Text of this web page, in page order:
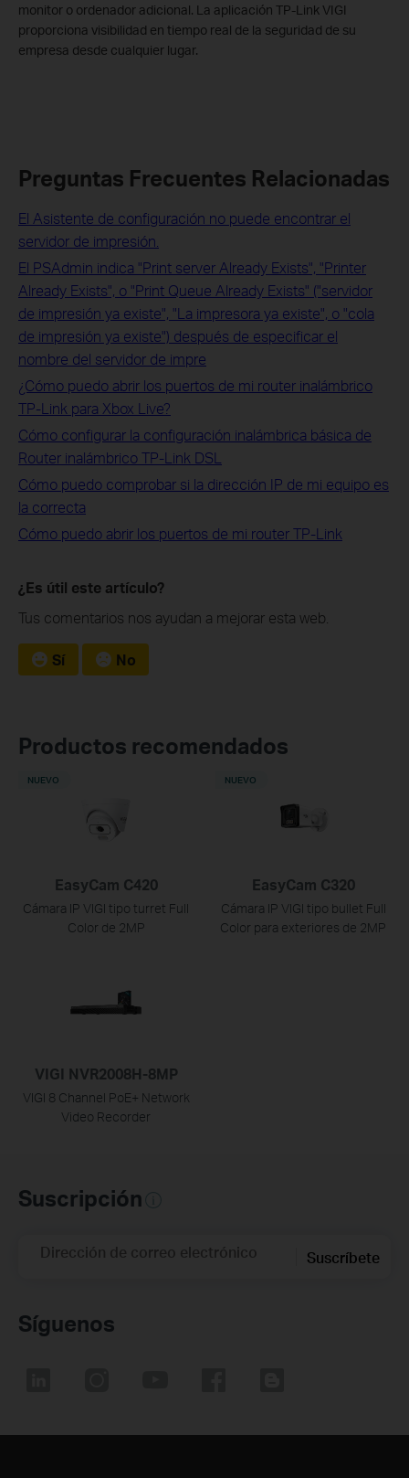
monitor o ordenador adicional. La aplicación TP-Link VIGI
proporciona visibilidad en tiempo real de la seguridad de su
empresa desde cualquier lugar.
Preguntas Frecuentes Relacionadas
El Asistente de configuración no puede encontrar el
servidor de impresión.
El PSAdmin indica "Print server Already Exists", "Printer
Already Exists", o "Print Queue Already Exists" ("servidor
de impresión ya existe", "La impresora ya existe", o "cola
de impresión ya existe") después de especificar el
nombre del servidor de impre
¿Cómo puedo abrir los puertos de mi router inalámbrico
TP-Link para Xbox Live?
Cómo configurar la configuración inalámbrica básica de
Router inalámbrico TP-Link DSL
Cómo puedo comprobar si la dirección IP de mi equipo es
la correcta
Cómo puedo abrir los puertos de mi router TP-Link
¿Es útil este artículo?
Tus comentarios nos ayudan a mejorar esta web.
Sí No
Productos recomendados
EasyCam C420
Cámara IP VIGI tipo turret Full
Color de 2MP
NUEVO
EasyCam C320
Cámara IP VIGI tipo bullet Full
Color para exteriores de 2MP
NUEVO
VIGI NVR2008H-8MP
VIGI 8 Channel PoE+ Network
Video Recorder
Suscripción
Dirección de correo electrónico Suscríbete
Síguenos